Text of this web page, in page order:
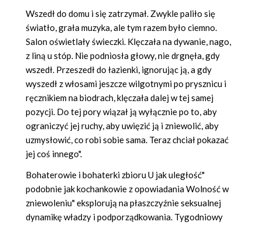
Wszedł do domu i się zatrzymał. Zwykle paliło się
światło, grała muzyka, ale tym razem było ciemno.
Salon oświetlały świeczki. Klęczała na dywanie, nago,
z liną u stóp. Nie podniosła głowy, nie drgnęła, gdy
wszedł. Przeszedł do łazienki, ignorując ją, a gdy
wyszedł z włosami jeszcze wilgotnymi po prysznicu i
ręcznikiem na biodrach, klęczała dalej w tej samej
pozycji. Do tej pory wiązał ją wyłącznie po to, aby
ograniczyć jej ruchy, aby uwięzić ją i zniewolić, aby
uzmysłowić, co robi sobie sama. Teraz chciał pokazać
jej coś innego".
Bohaterowie i bohaterki zbioru U jak uległość"
podobnie jak kochankowie z opowiadania Wolność w
zniewoleniu" eksplorują na płaszczyźnie seksualnej
dynamikę władzy i podporządkowania. Tygodniowy